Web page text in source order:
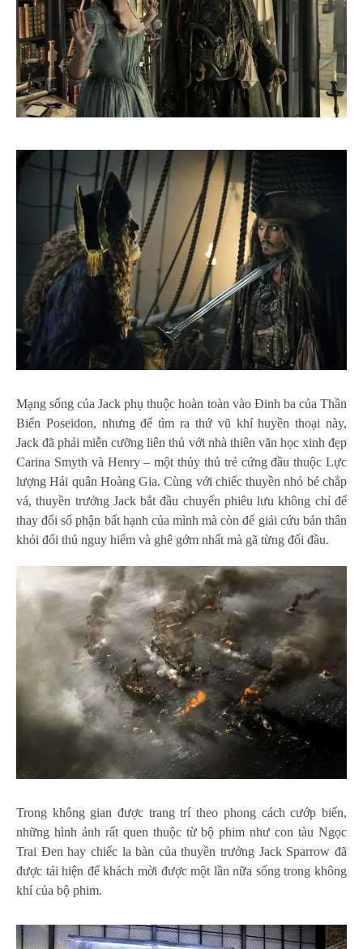
Mạng sống của Jack phụ thuộc hoàn toàn vào Đinh ba của Thần
Biển Poseidon, nhưng để tìm ra thứ vũ khí huyền thoại này,
Jack đã phải miễn cưỡng liên thủ với nhà thiên văn học xinh đẹp
Carina Smyth và Henry – một thủy thủ trẻ cứng đầu thuộc Lực
lượng Hải quân Hoàng Gia. Cùng với chiếc thuyền nhỏ bé chắp
vá, thuyền trưởng Jack bắt đầu chuyến phiêu lưu không chỉ để
thay đổi số phận bất hạnh của mình mà còn để giải cứu bản thân
khỏi đối thủ nguy hiểm và ghê gớm nhất mà gã từng đối đầu.
Trong không gian được trang trí theo phong cách cướp biển,
những hình ảnh rất quen thuộc từ bộ phim như con tàu Ngọc
Trai Đen hay chiếc la bàn của thuyền trưởng Jack Sparrow đã
được tái hiện để khách mời được một lần nữa sống trong không
khí của bộ phim.